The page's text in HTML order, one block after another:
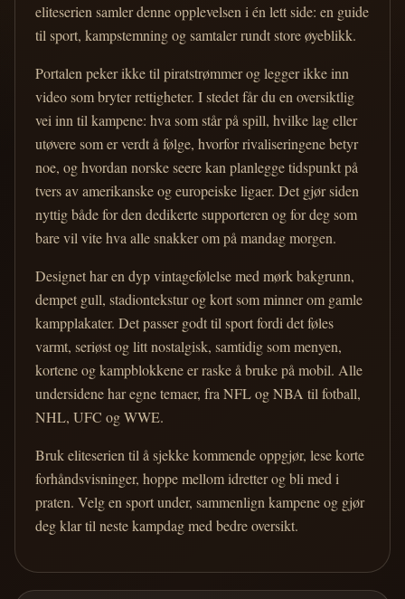
eliteserien samler denne opplevelsen i én lett side: en guide
til sport, kampstemning og samtaler rundt store øyeblikk.
Portalen peker ikke til piratstrømmer og legger ikke inn
video som bryter rettigheter. I stedet får du en oversiktlig
vei inn til kampene: hva som står på spill, hvilke lag eller
utøvere som er verdt å følge, hvorfor rivaliseringene betyr
noe, og hvordan norske seere kan planlegge tidspunkt på
tvers av amerikanske og europeiske ligaer. Det gjør siden
nyttig både for den dedikerte supporteren og for deg som
bare vil vite hva alle snakker om på mandag morgen.
Designet har en dyp vintagefølelse med mørk bakgrunn,
dempet gull, stadiontekstur og kort som minner om gamle
kampplakater. Det passer godt til sport fordi det føles
varmt, seriøst og litt nostalgisk, samtidig som menyen,
kortene og kampblokkene er raske å bruke på mobil. Alle
undersidene har egne temaer, fra NFL og NBA til fotball,
NHL, UFC og WWE.
Bruk eliteserien til å sjekke kommende oppgjør, lese korte
forhåndsvisninger, hoppe mellom idretter og bli med i
praten. Velg en sport under, sammenlign kampene og gjør
deg klar til neste kampdag med bedre oversikt.